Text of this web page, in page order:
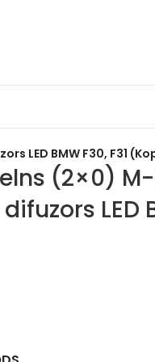
LED BMW F30, F31
(2×0)
LED